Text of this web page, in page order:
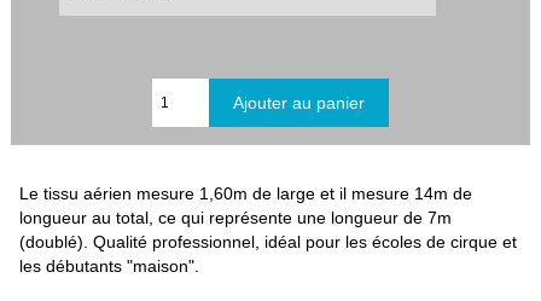
Le tissu aérien mesure 1,60m de large et il mesure 14m de
longueur au total, ce qui représente une longueur de 7m
(doublé). Qualité professionnel, idéal pour les écoles de cirque et
les débutants "maison".